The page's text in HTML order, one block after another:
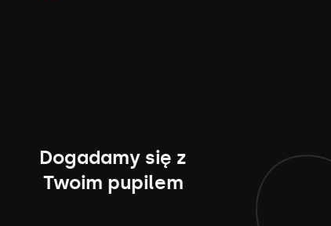
Dogadamy się z
Twoim pupilem